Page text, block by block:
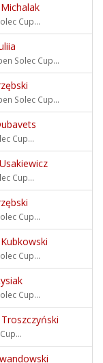
Cup...
Solec Cup...
Solec Cup...
Cup...
Cup...
Cup...
Cup...
Cup...